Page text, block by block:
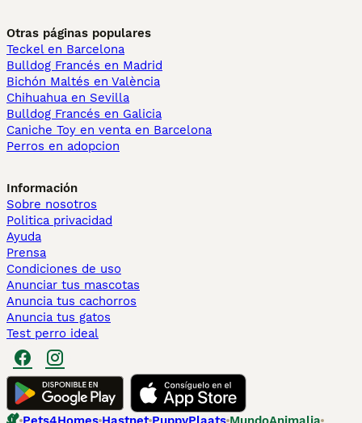
Otras páginas populares
Teckel en Barcelona
Bulldog Francés en Madrid
Bichón Maltés en València
Chihuahua en Sevilla
Bulldog Francés en Galicia
Caniche Toy en venta en Barcelona
Perros en adopcion
Información
Sobre nosotros
Politica privacidad
Ayuda
Prensa
Condiciones de uso
Anunciar tus mascotas
Anuncia tus cachorros
Anuncia tus gatos
Test perro ideal